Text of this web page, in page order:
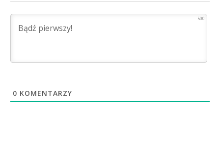
500
0 KOMENTARZY